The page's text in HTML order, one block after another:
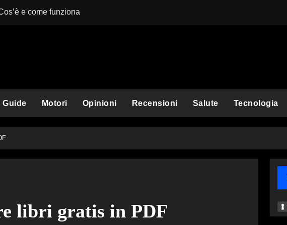
e come funziona
funziona
Guide Motori Opinioni Recensioni Salute Tecnologia
libri gratis in PDF